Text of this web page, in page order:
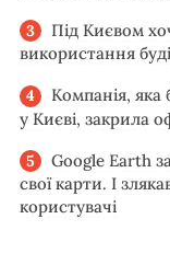
Під Києвом
використання
Компанія, яка
у Києві, закрила
Google Earth
свої карти. І
користувачі